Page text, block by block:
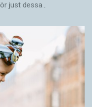
just dessa…